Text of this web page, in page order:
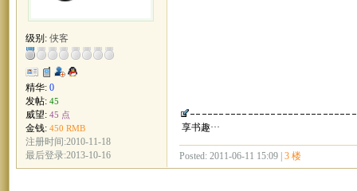
级别: 侠客
精华: 0
发帖: 45
威望: 45 点
金钱: 450 RMB
注册时间:2010-11-18
最后登录:2013-10-16
享书趣···
Posted: 2011-06-11 15:09 | 3 楼